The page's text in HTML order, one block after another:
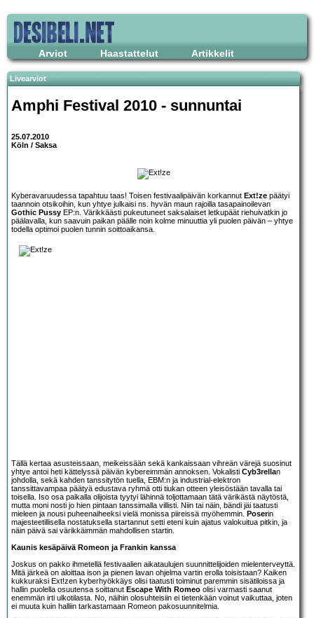
Arviot Haastattelut Artikkelit
Livearviot
Amphi Festival 2010 - sunnuntai
25.07.2010
Köln / Saksa
Kyberavaruudessa tapahtuu taas! Toisen festivaalipäivän korkannut Ext!ze päätyi
taannoin otsikoihin, kun yhtye julkaisi ns. hyvän maun rajoilla tasapainoilevan
Gothic Pussy EP:n. Värikkäästi pukeutuneet saksalaiset letkupäät riehuivatkin jo
päälavalla, kun saavuin paikan päälle noin kolme minuuttia yli puolen päivän – yhtye
todella optimoi puolen tunnin soittoaikansa.
Tällä kertaa asusteissaan, meikeissään sekä kankaissaan vihreän värejä suosinut
yhtye antoi heti kättelyssä päivän kybereimmän annoksen. Vokalisti Cyb3rellan
johdolla, sekä kahden tanssitytön tuella, EBM:n ja industrial-elektron
tanssittavampaa päätyä edustava ryhmä otti tiukan otteen yleisöstään tavalla tai
toisella. Iso osa paikalla olijoista tyytyi lähinnä toljottamaan tätä värikästä näytöstä,
mutta moni nosti jo hien pintaan tanssimalla villisti. Niin tai näin, bändi jäi taatusti
mieleen ja nousi puheenaiheeksi vielä monissa piireissä myöhemmin. Poserin
majesteetillisella nostatuksella startannut setti eteni kuin ajatus valokuitua pitkin, ja
näin päivä sai värikkäimmän mahdollisen startin.
Kaunis kesäpäivä Romeon ja Frankin kanssa
Joskus on pakko ihmetellä festivaalien aikataulujen suunnittelijoiden mielenterveyttä.
Mitä järkeä on aloittaa ison ja pienen lavan ohjelma vartin erolla toisistaan? Kaiken
kukkuraksi Ext!zen kyberhyökkäys olisi taatusti toiminut paremmin sisätiloissa ja
hallin puolella osuutensa soittanut Escape With Romeo olisi varmasti saanut
enemmän irti ulkotilasta. No, näihin olosuhteisiin ei tietenkään voinut vaikuttaa, joten
ei muuta kuin halliin tarkastamaan Romeon pakosuunnitelmia.